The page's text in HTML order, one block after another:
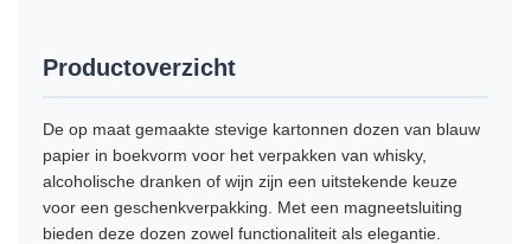
Productoverzicht
De op maat gemaakte stevige kartonnen dozen van blauw
papier in boekvorm voor het verpakken van whisky,
alcoholische dranken of wijn zijn een uitstekende keuze
voor een geschenkverpakking. Met een magneetsluiting
bieden deze dozen zowel functionaliteit als elegantie.